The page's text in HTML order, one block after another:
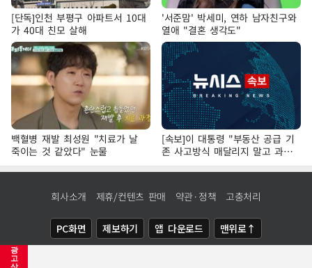
광
고
[단독]인천 부평구 아파트서 10대
가 40대 친모 살해
'서준맘' 박세미, 연하 남자친구와
열애 "결혼 생각도"
백혈병 재발 최성원 "치료가 날
죽이는 것 같았다" 눈물
[속보]이 대통령 "부동산 공급 기
존 사고방식 매달리지 말고 과감
히 실천"
회사소개 제휴/컨텐츠 판매 약관·정책 고충처리
PC화면 제보하기 앱 다운로드 맨위로↑